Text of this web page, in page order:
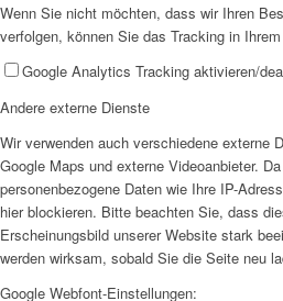
Wenn Sie nicht möchten, dass wir Ihren
verfolgen, können Sie das Tracking in
Google Analytics Tracking aktivieren/
Andere externe Dienste
Wir verwenden auch verschiedene externe
Google Maps und externe Videoanbieter.
personenbezogene Daten wie Ihre IP-
hier blockieren. Bitte beachten Sie, dass
Erscheinungsbild unserer Website stark
werden wirksam, sobald Sie die Seite neu
Google Webfont-Einstellungen: